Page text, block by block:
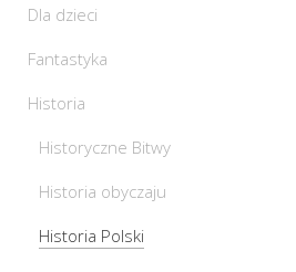
Dla dzieci
Fantastyka
Historia
Historyczne Bitwy
Historia obyczaju
Historia Polski